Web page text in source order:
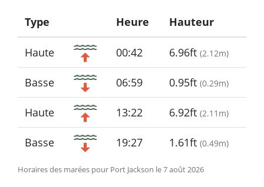
Horaires des marées pour Port Jackson le 7 août 2026
Type
Icon
Heure Hauteur
Haute 00:42 6.96ft (2.12m)
Basse 06:59 0.95ft (0.29m)
Haute 13:22 6.92ft (2.11m)
Basse 19:27 1.61ft (0.49m)